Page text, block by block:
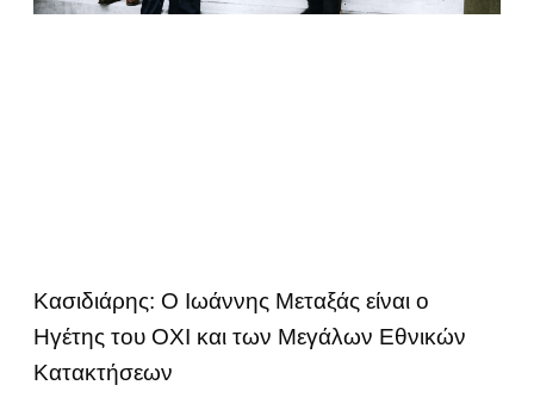
Κασιδιάρης: Ο Ιωάννης Μεταξάς είναι ο
Ηγέτης του ΟΧΙ και των Μεγάλων Εθνικών
Κατακτήσεων